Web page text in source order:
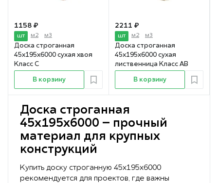
1 158 ₽
шт м2 м3
Доска строганная
45х195х6000 сухая хвоя
Класс С
В корзину
2 211 ₽
шт м2 м3
Доска строганная
45х195х6000 сухая
лиственница Класс АВ
В корзину
Доска строганная
45х195х6000 – прочный
материал для крупных
конструкций
Купить доску строганную 45х195х6000
рекомендуется для проектов, где важны